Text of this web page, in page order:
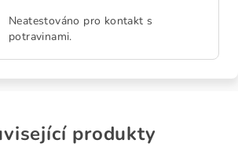
Neatestováno pro kontakt s
potravinami.
produkty